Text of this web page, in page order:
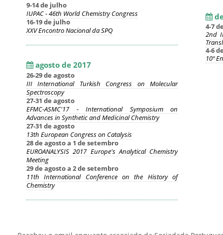
9-14 de julho
IUPAC - 46th World Chemistry Congress
16-19 de julho
XXV Encontro Nacional da SPQ
agosto de 2017
26-29 de agosto
III International Turkish Congress on Molecular
Spectroscopy
27-31 de agosto
EFMC-ASMC'17 - International Symposium on
Advances in Synthetic and Medicinal Chemistry
27-31 de agosto
13th European Congress on Catalysis
28 de agosto a 1 de setembro
EUROANALYSIS 2017 Europe's Analytical Chemistry
Meeting
29 de agosto a 2 de setembro
11th International Conference on the History of
Chemistry
4-7
2nd
4-6
10º